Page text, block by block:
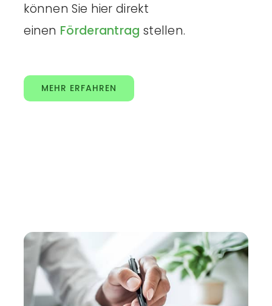
können Sie hier direkt
einen Förderantrag stellen.
MEHR ERFAHREN